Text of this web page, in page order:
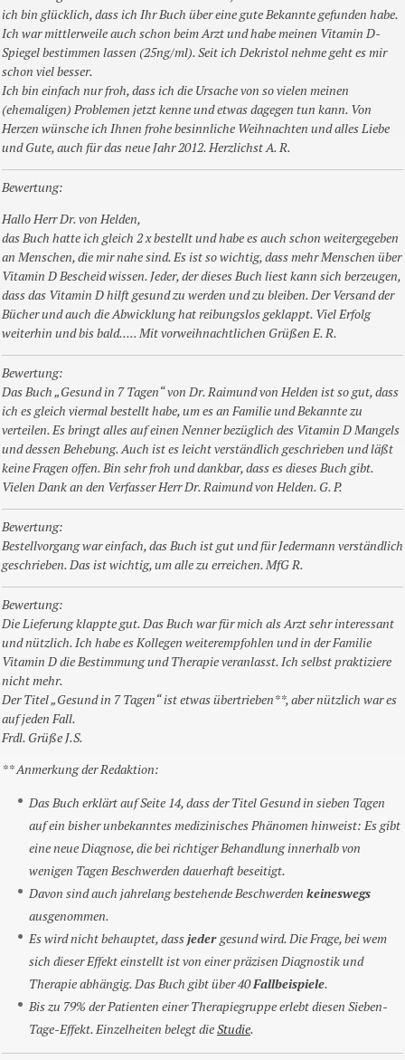
ich bin glücklich, dass ich Ihr Buch über eine gute Bekannte gefunden habe.
Ich war mittlerweile auch schon beim Arzt und habe meinen Vitamin D-
Spiegel bestimmen lassen (25ng/ml). Seit ich Dekristol nehme geht es mir
schon viel besser.
Ich bin einfach nur froh, dass ich die Ursache von so vielen meinen
(ehemaligen) Problemen jetzt kenne und etwas dagegen tun kann. Von
Herzen wünsche ich Ihnen frohe besinnliche Weihnachten und alles Liebe
und Gute, auch für das neue Jahr 2012. Herzlichst A. R.
Bewertung:
Hallo Herr Dr. von Helden,
das Buch hatte ich gleich 2 x bestellt und habe es auch schon weitergegeben
an Menschen, die mir nahe sind. Es ist so wichtig, dass mehr Menschen über
Vitamin D Bescheid wissen. Jeder, der dieses Buch liest kann sich berzeugen,
dass das Vitamin D hilft gesund zu werden und zu bleiben. Der Versand der
Bücher und auch die Abwicklung hat reibungslos geklappt. Viel Erfolg
weiterhin und bis bald..... Mit vorweihnachtlichen Grüßen E. R.
Bewertung:
Das Buch „Gesund in 7 Tagen“ von Dr. Raimund von Helden ist so gut, dass
ich es gleich viermal bestellt habe, um es an Familie und Bekannte zu
verteilen. Es bringt alles auf einen Nenner bezüglich des Vitamin D Mangels
und dessen Behebung. Auch ist es leicht verständlich geschrieben und läßt
keine Fragen offen. Bin sehr froh und dankbar, dass es dieses Buch gibt.
Vielen Dank an den Verfasser Herr Dr. Raimund von Helden. G. P.
Bewertung:
Bestellvorgang war einfach, das Buch ist gut und für Jedermann verständlich
geschrieben. Das ist wichtig, um alle zu erreichen. MfG R.
Bewertung:
Die Lieferung klappte gut. Das Buch war für mich als Arzt sehr interessant
und nützlich. Ich habe es Kollegen weiterempfohlen und in der Familie
Vitamin D die Bestimmung und Therapie veranlasst. Ich selbst praktiziere
nicht mehr.
Der Titel „Gesund in 7 Tagen“ ist etwas übertrieben**, aber nützlich war es
auf jeden Fall.
Frdl. Grüße J.S.
** Anmerkung der Redaktion:
Das Buch erklärt auf Seite 14, dass der Titel Gesund in sieben Tagen
auf ein bisher unbekanntes medizinisches Phänomen hinweist: Es gibt
eine neue Diagnose, die bei richtiger Behandlung innerhalb von
wenigen Tagen Beschwerden dauerhaft beseitigt.
Davon sind auch jahrelang bestehende Beschwerden keineswegs
ausgenommen.
Es wird nicht behauptet, dassjeder gesund wird. Die Frage, bei wem
sich dieser Effekt einstellt ist von einer präzisen Diagnostik und
Therapie abhängig. Das Buch gibt über 40Fallbeispiele.
Bis zu 79% der Patienten einer Therapiegruppe erlebt diesen Sieben-
Tage-Effekt. Einzelheiten belegt dieStudie.